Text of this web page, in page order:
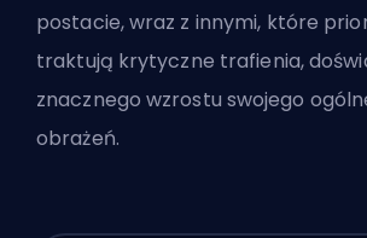
postacie, wraz z innymi, które
traktują krytyczne trafienia,
znacznego wzrostu swojego
obrażeń.